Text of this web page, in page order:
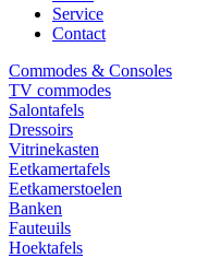
Service
Contact
Commodes & Consoles
TV commodes
Salontafels
Dressoirs
Vitrinekasten
Eetkamertafels
Eetkamerstoelen
Banken
Fauteuils
Hoektafels